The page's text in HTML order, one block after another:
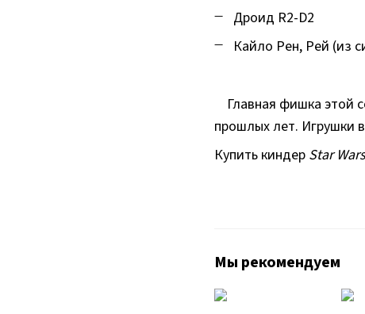
Дроид R2-D2
Кайло Рен, Рей (из
Главная фишка этой
прошлых лет. Игрушки
Купить киндер Star Wars
Мы рекомендуем